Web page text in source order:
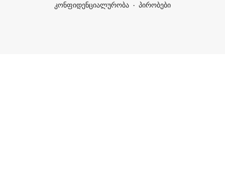
კონფიდენციალურობა
პირობები